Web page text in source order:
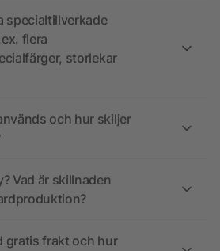
specialtillverkade
flera
storlekar
och hur skiljer
Vad är skillnaden
gratis frakt och hur